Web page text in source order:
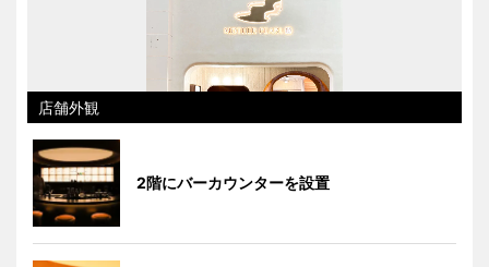
店舗外観
2階にバーカウンターを設置